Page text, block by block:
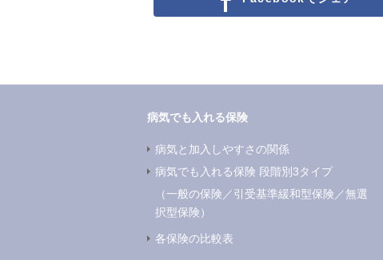
病気でも入れる保険
病気と加入しやすさの関係
病気でも入れる保険 段階別3タイプ
（一般の保険 ／引受基準緩和型保険 ／無選
択型保険）
各保険の比較表